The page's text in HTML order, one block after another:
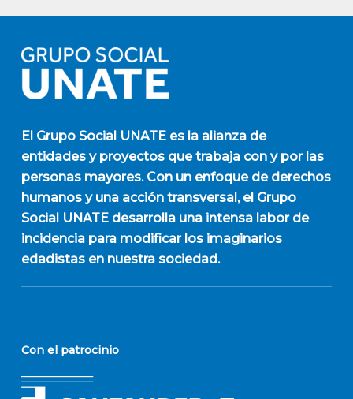
El Grupo Social UNATEes la alianza de
entidades y proyectos que trabaja con y por las
personas mayores. Con un enfoque de derechos
humanos y una acción transversal, el Grupo
Social UNATE desarrolla una intensa labor de
incidencia para modificar los imaginarios
edadistas en nuestra sociedad.
Con el patrocinio